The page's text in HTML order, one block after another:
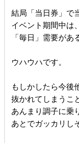
結局「当日券」で
イベント期間中は
「毎日」需要があ
ウハウハです。
もしかしたら今後
抜かれてしまうこ
あんまり調子に乗
あとでガッカリし